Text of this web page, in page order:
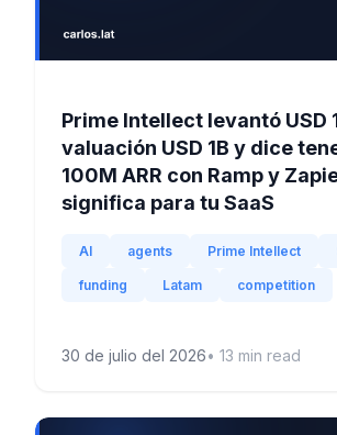
Prime Intellect levantó USD
valuación USD 1B y dice
100M ARR con Ramp y
significa para tu SaaS
AI agents Prime Intellect
funding Latam competition
30 de julio del 2026• 13 min read